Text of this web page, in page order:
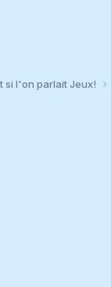
si l'on parlait Jeux!